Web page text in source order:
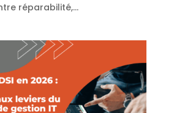
réparabilité,...